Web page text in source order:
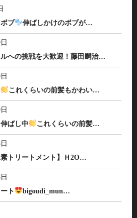
ブ
伸ばしかけのボブが…
への挑戦を大歓迎！藤田嗣治…
これくらいの前髪もかわい…
ばし中
これくらいの前髪…
素トリートメント】Ｈ2O…
ト
bigoudi_mun…